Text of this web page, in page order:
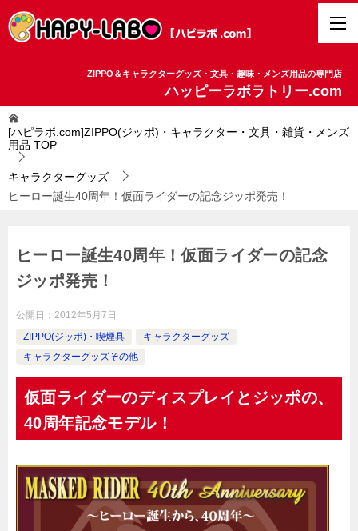
ZIPPO＆キャラクターグッズ・文具・趣味・メンズ用品の専門店
ハッピーラボラトリー.com
[ハピラボ.com]ZIPPO(ジッポ)・キャラクター・文具・雑貨・メンズ
用品 TOP
キャラクターグッズ
ヒーロー誕生40周年！仮面ライダーの記念ジッポ発売！
ヒーロー誕生40周年！仮面ライダーの記念
ジッポ発売！
公開日： 2012年5月7日
ZIPPO(ジッポ)・喫煙具
キャラクターグッズ
キャラクターグッズその他
仮面ライダーのディスプレイとジッポの、
40周年記念モデル！